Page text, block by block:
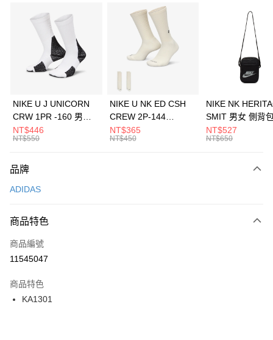
3 期 0 利率 每期 21家銀行
合作金庫商業銀行
第一商業銀行
華南商業銀行
彰化商業銀行
上海商業儲蓄銀行
元大商業銀行
台灣樂天信用卡公司
Apple Pay
全盈+PAY
AFTEE先享後付
【關於「AFTEE先享後付」】
便利好安心！
３．安心：先確認商品／服務後，再付款。
【「AFTEE先享後付」結帳流程】
１．於結帳方式選擇「AFTEE先享後付」後，將跳轉至「AFTEE先享後付」
２．訂單成立數日內，您將收到繳費通知簡訊。
３．收到繳費通知簡訊後14天內，點擊此簡訊中的連結，可透過四大超商／
ATM／網路銀行／等多元方式進行付款，方視為交易完成。
運送方式
每筆NT$100，滿NT$1,500(含以上)免運費
宅配
每筆NT$100，滿NT$1,500(含以上)免運費
付款後門市自取
每筆NT$100，滿NT$1,500(含以上)免運費
NIKE U J UNICORN
CRW 1PR -160 男女
中統襪 FZ3393100
NT$446
NT$550
NIKE U NK ED CSH
CREW 2P-144
EMBRDY 男女 短統襪
FZ3073133
NT$365
NT$450
NIKE NK
SMIT 男女 側背
BA5871010
NT$527
NT$650
品牌
ADIDAS
商品特色
商品編號
11545047
商品特色
KA1301